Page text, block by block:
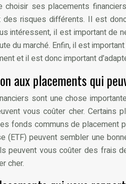
ses placements
risques différents. Il est
intéressent, il est important de
du marché. Enfin, il est
et il est donc important
aux placements qui
sont une chose
vous coûter cher.
fonds communs de placement
(ETF) peuvent sembler une
peuvent vous coûter des frais
cher.